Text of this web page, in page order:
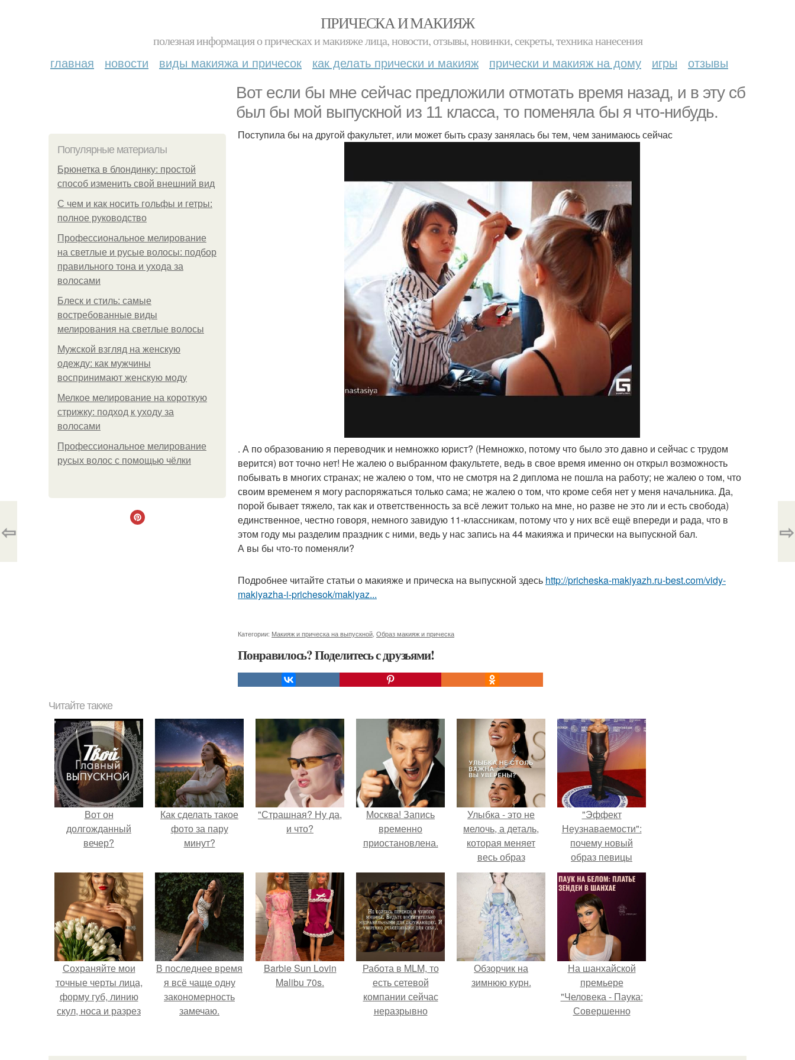
ПРИЧЕСКА И МАКИЯЖ
полезная информация о прическах и макияже лица, новости, отзывы, новинки, секреты, техника нанесения
главная новости виды макияжа и причесок как делать прически и макияж прически и макияж на дому игры отзывы
Вот если бы мне сейчас предложили отмотать время назад, и в эту сб
был бы мой выпускной из 11 класса, то поменяла бы я что-нибудь.
Популярные материалы
Брюнетка в блондинку: простой
способ изменить свой внешний вид
С чем и как носить гольфы и гетры:
полное руководство
Профессиональное мелирование
на светлые и русые волосы: подбор
правильного тона и ухода за
волосами
Блеск и стиль: самые
востребованные виды
мелирования на светлые волосы
Мужской взгляд на женскую
одежду: как мужчины
воспринимают женскую моду
Мелкое мелирование на короткую
стрижку: подход к уходу за
волосами
Профессиональное мелирование
русых волос с помощью чёлки
Поступила бы на другой факультет, или может быть сразу занялась бы тем, чем занимаюсь сейчас
. А по образованию я переводчик и немножко юрист? (Немножко, потому что было это давно и сейчас с трудом
верится) вот точно нет! Не жалею о выбранном факультете, ведь в свое время именно он открыл возможность
побывать в многих странах; не жалею о том, что не смотря на 2 диплома не пошла на работу; не жалею о том, что
своим временем я могу распоряжаться только сама; не жалею о том, что кроме себя нет у меня начальника. Да,
порой бывает тяжело, так как и ответственность за всё лежит только на мне, но разве не это ли и есть свобода)
единственное, честно говоря, немного завидую 11-классникам, потому что у них всё ещё впереди и рада, что в
этом году мы разделим праздник с ними, ведь у нас запись на 44 макияжа и прически на выпускной бал.
А вы бы что-то поменяли?
Подробнее читайте статьи о макияже и прическа на выпускной здесь http://pricheska-makiyazh.ru-best.com/vidy-
makiyazha-i-prichesok/makiyaz...
Категории: Макияж и прическа на выпускной Образ макияж и прическа
Понравилось? Поделитесь с друзьями!
⇦ ⇨
Читайте также
Вот он
долгожданный
вечер?
Как сделать такое
фото за пару
минут?
"Страшная? Ну да,
и что?
Москва! Запись
временно
приостановлена.
Улыбка - это не
мелочь, а деталь,
которая меняет
весь образ
человека.
"Эффект
Неузнаваемости":
почему новый
образ певицы
вызвал споры о
гранях
возможного?
Сохраняйте мои
точные черты лица,
форму губ, линию
скул, носа и разрез
В последнее время
я всё чаще одну
закономерность
замечаю.
Barbie Sun Lovin
Malibu 70s.
Работа в MLM, то
есть сетевой
компании сейчас
неразрывно
своей страницы в
Обзорчик на
зимнюю курн.
На шанхайской
премьере
"Человека - Паука:
Совершенно
просто очередной